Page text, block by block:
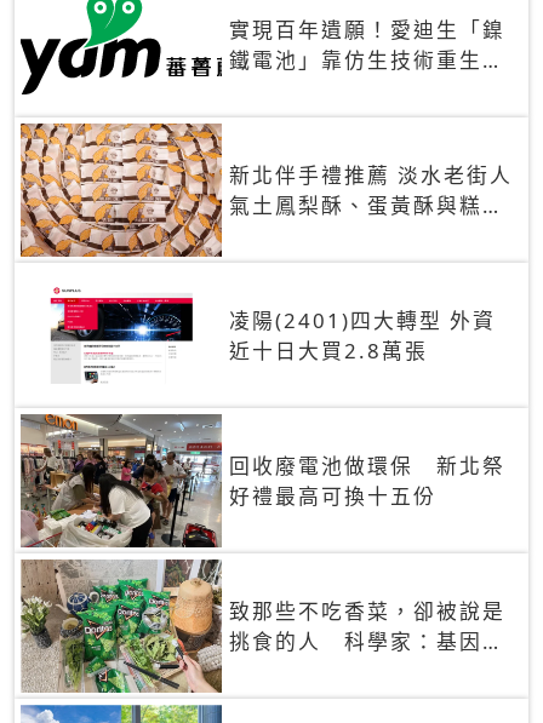
實現百年遺願！愛迪生「鎳
鐵電池」靠仿生技術重生
30年
新北伴手禮推薦 淡水老街人
氣土鳳梨酥、蛋黃酥與糕餅
凌陽(2401)四大轉型 外資
近十日大買2.8萬張
回收廢電池做環保 新北祭
好禮最高可換十五份
致那些不吃香菜，卻被說是
挑食的人 科學家：基因決